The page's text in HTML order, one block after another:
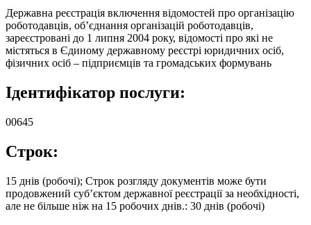
Державна реєстрація включення відомостей про організацію
роботодавців, об’єднання організацій роботодавців,
зареєстровані до 1 липня 2004 року, відомості про які не
містяться в Єдиному державному реєстрі юридичних осіб,
фізичних осіб – підприємців та громадських формувань
Ідентифікатор послуги:
00645
Строк:
15 днів (робочі); Строк розгляду документів може бути
продовжений суб’єктом державної реєстрації за необхідності,
але не більше ніж на 15 робочих днів.: 30 днів (робочі)